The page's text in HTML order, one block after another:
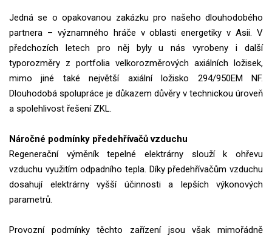
Jedná se o opakovanou zakázku pro našeho dlouhodobého
partnera – významného hráče v oblasti energetiky v Asii. V
předchozích letech pro něj byly u nás vyrobeny i další
typorozměry z portfolia velkorozměrových axiálních ložisek,
mimo jiné také největší axiální ložisko 294/950EM NF.
Dlouhodobá spolupráce je důkazem důvěry v technickou úroveň
a spolehlivost řešení ZKL.
Náročné podmínky předehřívačů vzduchu
Regenerační výměník tepelné elektrárny slouží k ohřevu
vzduchu využitím odpadního tepla. Díky předehřívačům vzduchu
dosahují elektrárny vyšší účinnosti a lepších výkonových
parametrů.
Provozní podmínky těchto zařízení jsou však mimořádně